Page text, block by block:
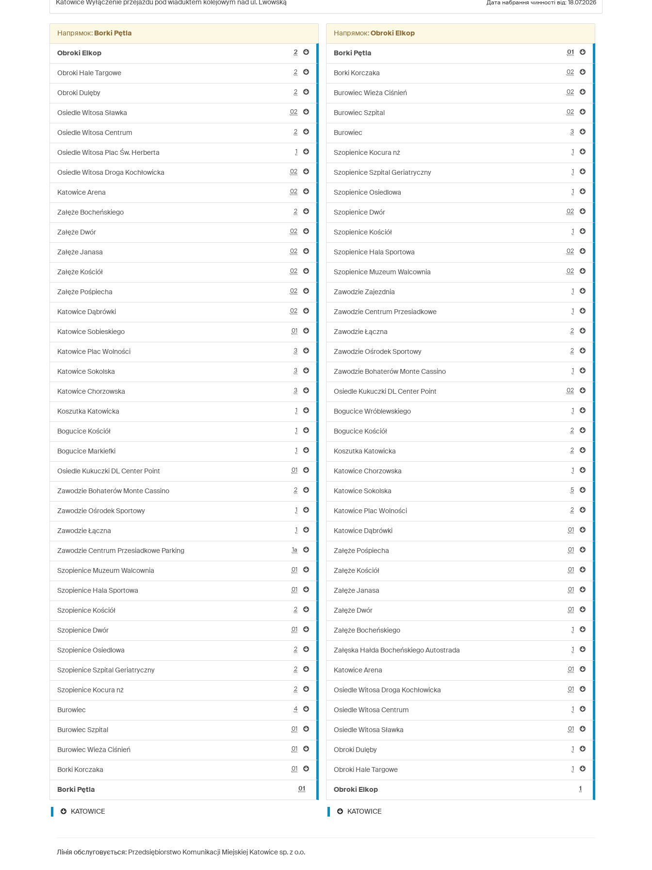
Katowice Wyłączenie przejazdu pod wiaduktem kolejowym nad ul. Lwowską Дата набрання чинності від: 18.07.2026
Напрямок: Borki Pętla
Obroki Elkop 2
Obroki Hale Targowe 2
Obroki Dulęby 2
Osiedle Witosa Sławka 02
Osiedle Witosa Centrum 2
Osiedle Witosa Plac Św. Herberta 1
Osiedle Witosa Droga Kochłowicka 02
Katowice Arena 02
Załęże Bocheńskiego 2
Załęże Dwór 02
Załęże Janasa 02
Załęże Kościół 02
Załęże Pośpiecha 02
Katowice Dąbrówki 02
Katowice Sobieskiego 01
Katowice Plac Wolności 3
Katowice Sokolska 3
Katowice Chorzowska 3
Koszutka Katowicka 1
Bogucice Kościół 1
Bogucice Markiefki 1
Osiedle Kukuczki DL Center Point 01
Zawodzie Bohaterów Monte Cassino 2
Zawodzie Ośrodek Sportowy 1
Zawodzie Łączna 1
Zawodzie Centrum Przesiadkowe Parking 1a
Szopienice Muzeum Walcownia 01
Szopienice Hala Sportowa 01
Szopienice Kościół 2
Szopienice Dwór 01
Szopienice Osiedlowa 2
Szopienice Szpital Geriatryczny 2
Szopienice Kocura nż 2
Burowiec 4
Burowiec Szpital 01
Burowiec Wieża Ciśnień 01
Borki Korczaka 01
Borki Pętla 01
KATOWICE
Напрямок: Obroki Elkop
Borki Pętla 01
Borki Korczaka 02
Burowiec Wieża Ciśnień 02
Burowiec Szpital 02
Burowiec 3
Szopienice Kocura nż 1
Szopienice Szpital Geriatryczny 1
Szopienice Osiedlowa 1
Szopienice Dwór 02
Szopienice Kościół 1
Szopienice Hala Sportowa 02
Szopienice Muzeum Walcownia 02
Zawodzie Zajezdnia 1
Zawodzie Centrum Przesiadkowe 1
Zawodzie Łączna 2
Zawodzie Ośrodek Sportowy 2
Zawodzie Bohaterów Monte Cassino 1
Osiedle Kukuczki DL Center Point 02
Bogucice Wróblewskiego 1
Bogucice Kościół 2
Koszutka Katowicka 2
Katowice Chorzowska 1
Katowice Sokolska 5
Katowice Plac Wolności 2
Katowice Dąbrówki 01
Załęże Pośpiecha 01
Załęże Kościół 01
Załęże Janasa 01
Załęże Dwór 01
Załęże Bocheńskiego 1
Załęska Hałda Bocheńskiego Autostrada 1
Katowice Arena 01
Osiedle Witosa Droga Kochłowicka 01
Osiedle Witosa Centrum 1
Osiedle Witosa Sławka 01
Obroki Dulęby 1
Obroki Hale Targowe 1
Obroki Elkop 1
KATOWICE
Лінія обслуговується: Przedsiębiorstwo Komunikacji Miejskiej Katowice sp. z o.o.